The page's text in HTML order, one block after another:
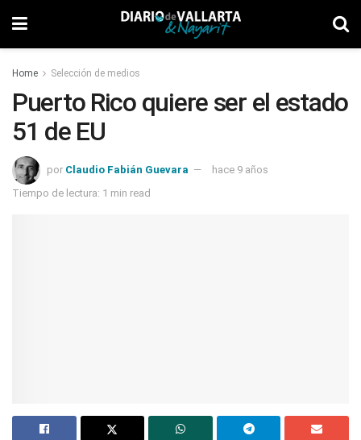
Home Selección de medios
Puerto Rico quiere ser el estado
51 de EU
por Claudio Fabián Guevara
hace 9 años
Tiempo de lectura: 1 min read